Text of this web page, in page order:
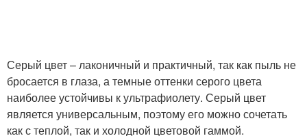
Серый цвет – лаконичный и практичный, так как пыль не
бросается в глаза, а темные оттенки серого цвета
наиболее устойчивы к ультрафиолету. Серый цвет
является универсальным, поэтому его можно сочетать
как с теплой, так и холодной цветовой гаммой.